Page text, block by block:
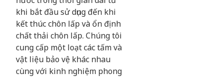
khi bắt đầu sử dụng đến khi
kết thúc chôn lấp và ổn định
chất thải chôn lấp. Chúng tôi
cung cấp một loạt các tấm và
vật liệu bảo vệ khác nhau
cùng với kinh nghiệm phong